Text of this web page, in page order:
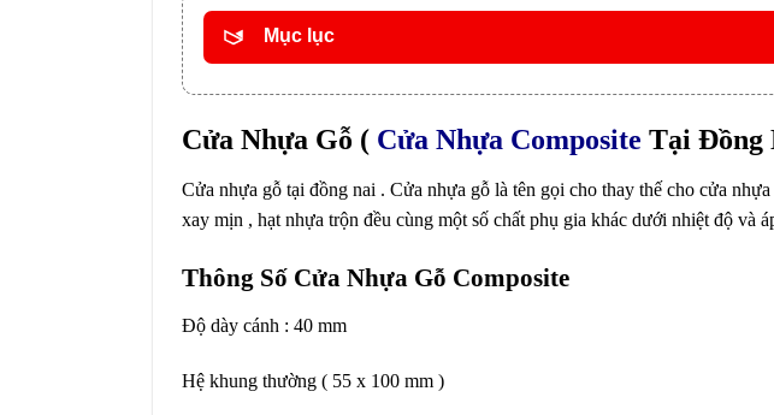
Mục lục
Cửa Nhựa Gỗ ( Cửa Nhựa Composite Tại Đồng
Cửa nhựa gỗ tại đồng nai . Cửa nhựa gỗ là tên gọi cho thay thế cho cửa
xay mịn , hạt nhựa trộn đều cùng một số chất phụ gia khác dưới nhiệt độ và
Thông Số Cửa Nhựa Gỗ Composite
Độ dày cánh : 40 mm
Hệ khung thường ( 55 x 100 mm )